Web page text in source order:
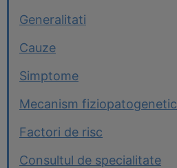
Generalitati
Cauze
Simptome
Mecanism fiziopatogenetic
Factori de risc
Consultul de specialitate